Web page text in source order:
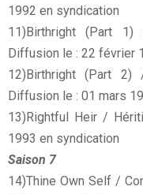
1992 en syndication
11)Birthright (Part
Diffusion le : 22 février
12)Birthright (Part
Diffusion le : 01 mars
13)Rightful Heir /
1993 en syndication
Saison 7
14)Thine Own Self /